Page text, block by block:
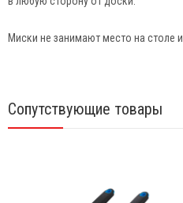
Миски не занимают место на столе
Сопутствующие товары